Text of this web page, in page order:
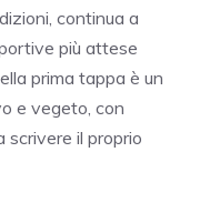
continua a
più attese
prima tappa è un
e vegeto, con
scrivere il proprio